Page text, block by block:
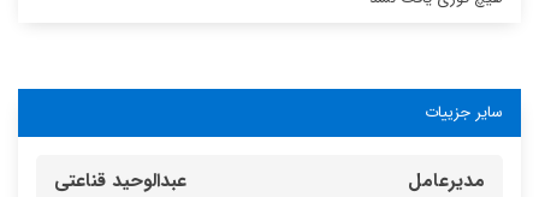
سایر جزییات
مدیرعامل عبدالوحید قناعتی